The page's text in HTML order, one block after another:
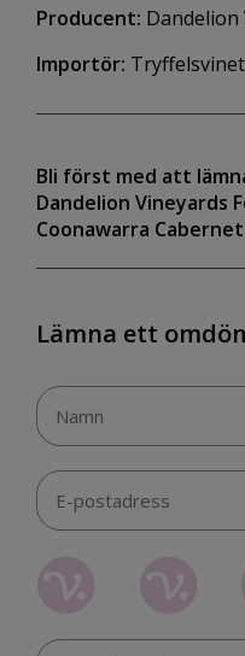
Producent: Dandelion
Importör:
Bli först med att
Dandelion Vineyards
Coonawarra
Lämna ett